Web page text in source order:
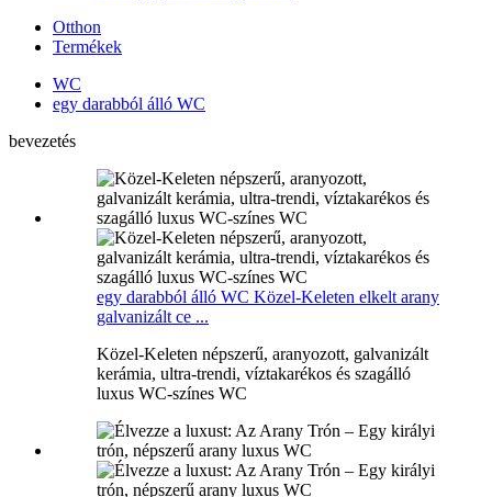
Otthon
Termékek
WC
egy darabból álló WC
bevezetés
egy darabból álló WC Közel-Keleten elkelt arany
galvanizált ce ...
Közel-Keleten népszerű, aranyozott, galvanizált
kerámia, ultra-trendi, víztakarékos és szagálló
luxus WC-színes WC